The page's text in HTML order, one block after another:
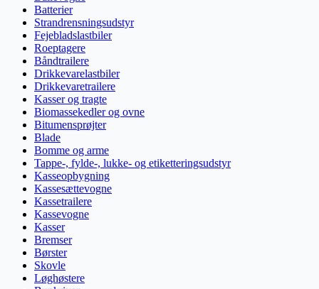
Batterier
Strandrensningsudstyr
Fejebladslastbiler
Roeptagere
Båndtrailere
Drikkevarelastbiler
Drikkevaretrailere
Kasser og tragte
Biomassekedler og ovne
Bitumensprøjter
Blade
Bomme og arme
Tappe-, fylde-, lukke- og etiketteringsudstyr
Kasseopbygning
Kassesættevogne
Kassetrailere
Kassevogne
Kasser
Bremser
Børster
Skovle
Løghøstere